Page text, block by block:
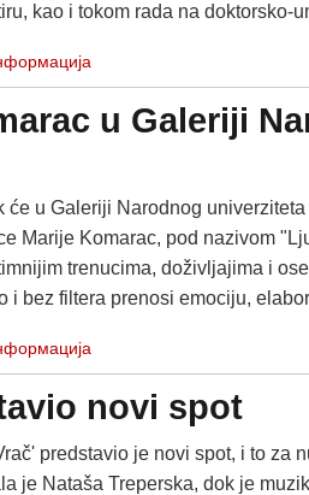
kao i tokom rada na doktorsko-
u Galeriji
će u Galeriji Narodnog
Marije Komarac, pod nazivom
trenucima, doživljajima i
i bez filtera prenosi emociju,
novi spot
predstavio je novi spot, i to za
je Nataša Treperska, dok je